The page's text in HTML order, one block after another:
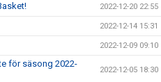
2022-12-20 22:55
2022-12-14 15:31
2022-12-09 09:10
för säsong 2022-
2022-12-05 18:30